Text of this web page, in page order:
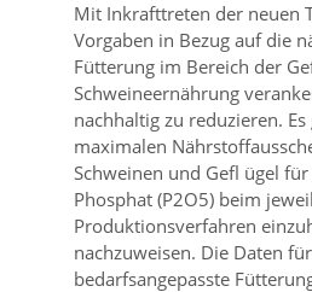
Mit Inkrafttreten der neuen
Vorgaben in Bezug auf die
Fütterung im Bereich der
Schweineernährung
nachhaltig zu reduzieren.
maximalen
Schweinen und Gefl ügel
Phosphat (P2O5) beim
Produktionsverfahren
nachzuweisen. Die Daten
bedarfsangepasste